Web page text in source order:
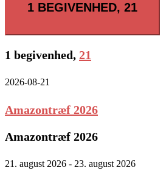
1 BEGIVENHED, 21
1 begivenhed, 21
2026-08-21
Amazontræf 2026
Amazontræf 2026
21. august 2026 - 23. august 2026